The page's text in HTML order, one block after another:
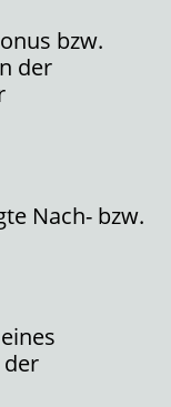
bzw.
der
Nach- bzw.